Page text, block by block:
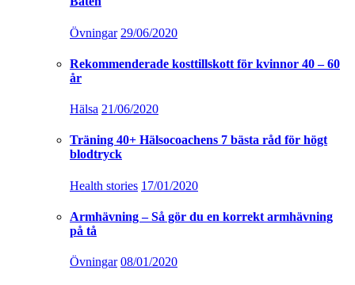
Övningar 29/06/2020
Rekommenderade kosttillskott för kvinnor 40 – 60
år
Hälsa 21/06/2020
Träning 40+ Hälsocoachens 7 bästa råd för högt
blodtryck
Health stories 17/01/2020
Armhävning – Så gör du en korrekt armhävning
på tå
Övningar 08/01/2020